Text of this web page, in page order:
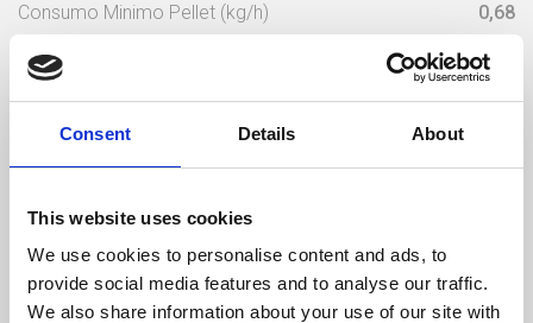
Consent Details About
This website uses cookies
We use cookies to personalise content and ads, to
provide social media features and to analyse our traffic.
We also share information about your use of our site with
Consumo Minimo Pellet (kg/h) 0,68
Capacita Serbatoio (Kg) 17,5
Tensione Nominale (V)
Temperatura Min. Del Gas (ºC)